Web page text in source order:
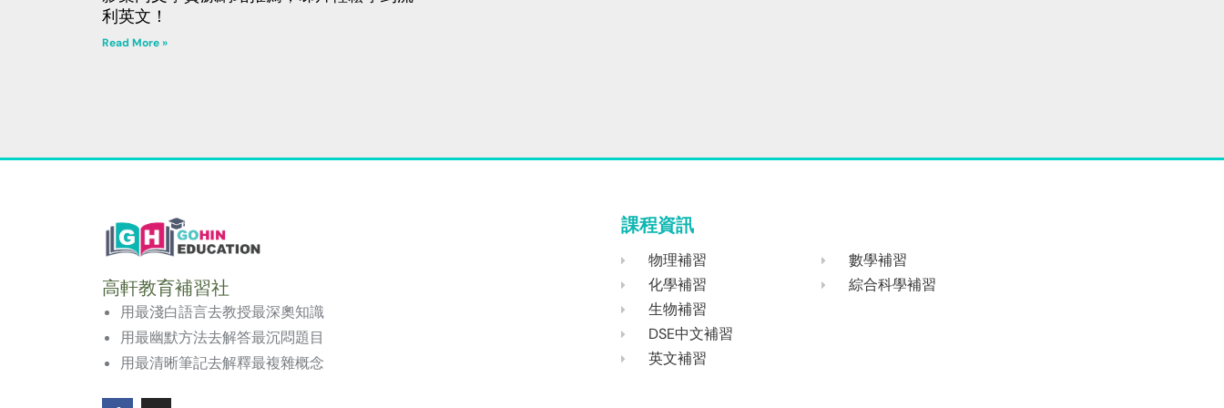
利英文！
Read More »
高軒教育補習社
用最淺白語言去教授最深奧知識
用最幽默方法去解答最沉悶題目
用最清晰筆記去解釋最複雜概念
課程資訊
物理補習
化學補習
生物補習
DSE中文補習
英文補習
數學補習
綜合科學補習